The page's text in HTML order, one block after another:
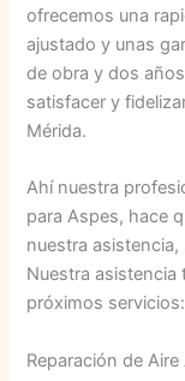
ofrecemos una
ajustado y unas
de obra y dos
satisfacer y
Mérida.
Ahí nuestra
para Aspes, hace
nuestra asistencia,
Nuestra asistencia
próximos servicios:
Reparación de